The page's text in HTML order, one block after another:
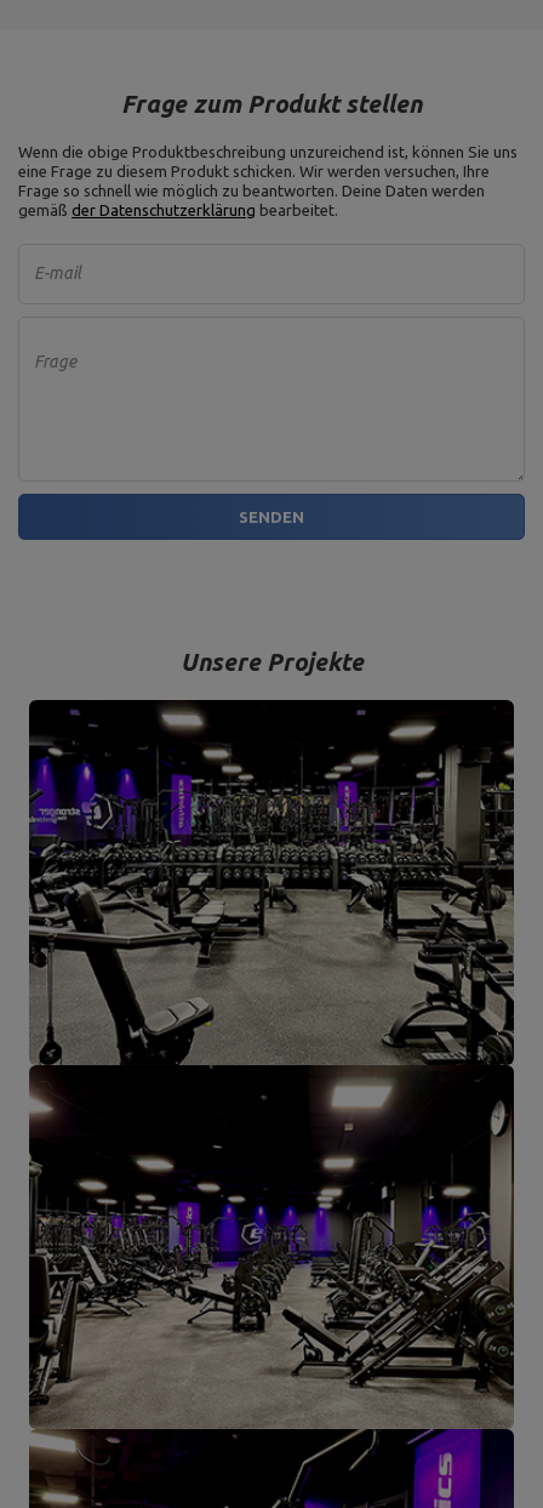
Frage zum Produkt stellen
Wenn die obige Produktbeschreibung unzureichend ist, können Sie uns
eine Frage zu diesem Produkt schicken. Wir werden versuchen, Ihre
Frage so schnell wie möglich zu beantworten. Deine Daten werden
gemäß der Datenschutzerklärung bearbeitet.
E-mail
Frage
SENDEN
Unsere Projekte